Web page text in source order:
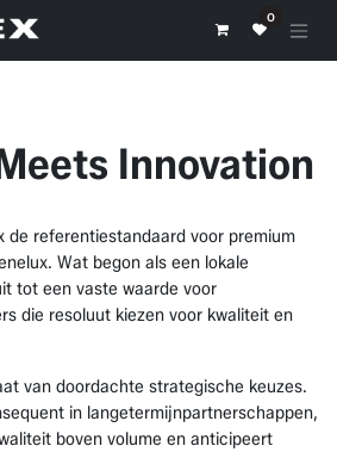
0
Innovation
de referentiestandaard voor premium
Wat begon als een lokale
tot een vaste waarde voor
die resoluut kiezen voor kwaliteit en
van doordachte strategische keuzes.
in langetermijnpartnerschappen,
boven volume en anticipeert